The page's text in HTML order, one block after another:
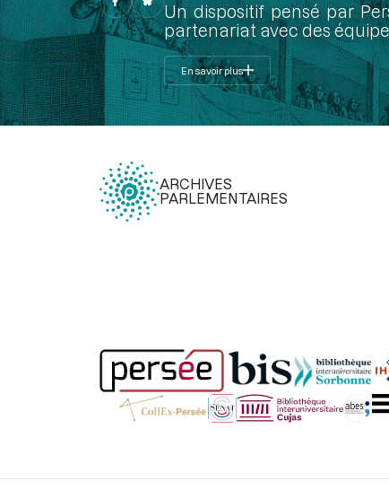
Un dispositif pensé par
partenariat avec des
En savoir plus
ARCHIVES
PARLEMENTAIRES
Légal